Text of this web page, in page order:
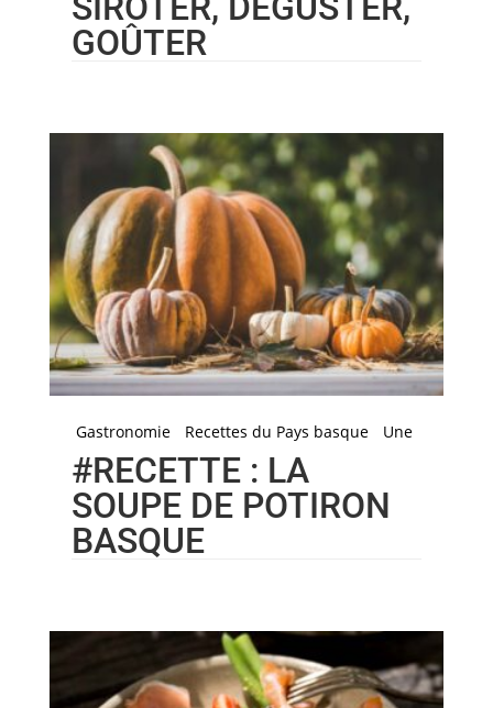
GOÛTER
Gastronomie Recettes du Pays basque Une
#RECETTE : LA
SOUPE DE POTIRON
BASQUE